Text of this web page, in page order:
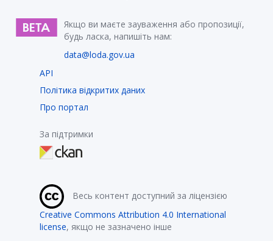
Якщо ви маєте зауваження або пропозиції,
будь ласка, напишіть нам:
data@loda.gov.ua
API
Політика відкритих даних
Про портал
За підтримки
Весь контент доступний за ліцензією
Creative Commons Attribution 4.0 International
license, якщо не зазначено інше